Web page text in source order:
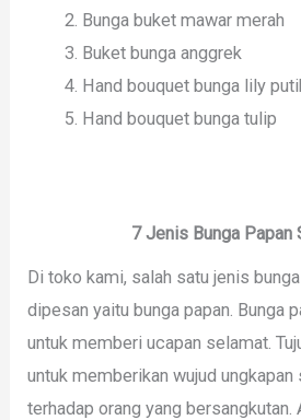
Bunga buket mawar merah
Buket bunga anggrek
Hand bouquet bunga lily
Hand bouquet bunga tulip
7 Jenis Bunga Papan
Di toko kami, salah satu jenis
dipesan yaitu bunga papan. Bunga
untuk memberi ucapan selamat.
untuk memberikan wujud
terhadap orang yang bersangkutan.